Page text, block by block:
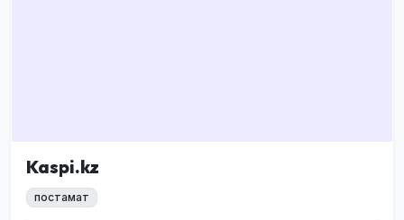
Kaspi.kz
постамат